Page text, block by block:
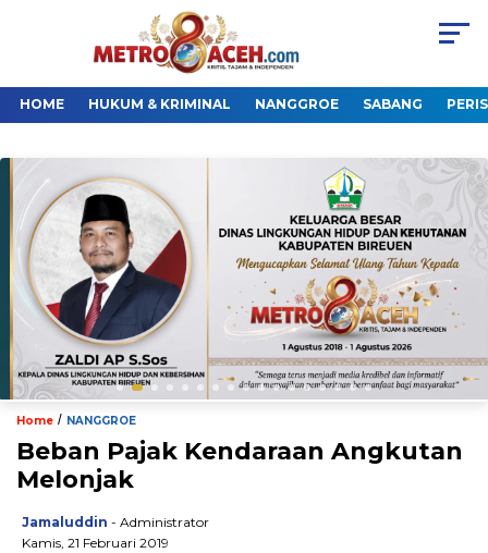
HOME HUKUM & KRIMINAL NANGGROE SABANG
Home / NANGGROE
Beban Pajak Kendaraan Angkutan
Melonjak
Jamaluddin - Administrator
Kamis, 21 Februari 2019